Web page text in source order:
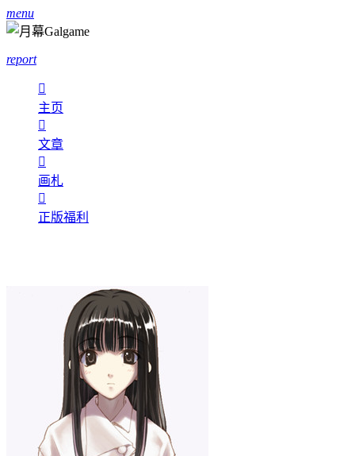
menu
report

主页

文章

画札

正版福利